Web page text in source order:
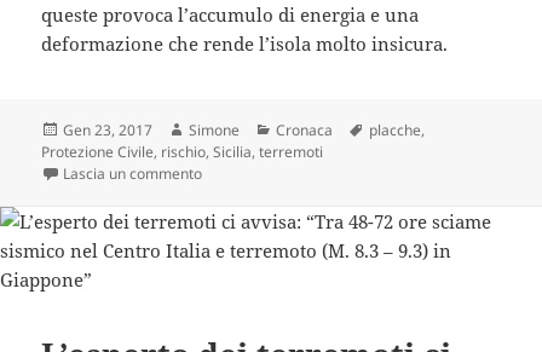
queste provoca l’accumulo di energia e una
deformazione che rende l’isola molto insicura.
Scritto
il
Gen 23, 2017 Autore
Simone Categorie
Cronaca Tag
placche,
Protezione Civile, rischio,Sicilia,terremoti
Lascia un commentosu TERREMOTI, L’ALLARME DELLA PROTEZIONE